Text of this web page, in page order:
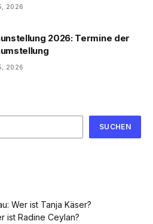
2026
2026: Termine der
2026
SUCHEN
Wer ist Tanja Käser?
ist Radine Ceylan?